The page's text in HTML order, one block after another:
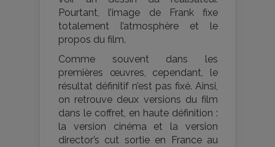
Pourtant, l’image de Frank fixe
totalement l’atmosphère et le
propos du film.
Comme souvent dans les
premières œuvres, cependant, le
résultat définitif n’est pas fixé. Ainsi,
on retrouve deux versions du film
dans le coffret, en haute définition :
la version cinéma et la version
director’s cut sortie en France au